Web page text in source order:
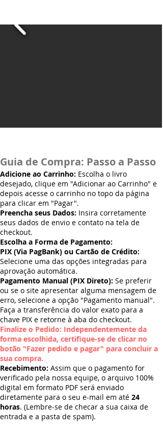
Guia de Compra: Passo a Passo
Adicione ao Carrinho: Escolha o livro
desejado, clique em "Adicionar ao Carrinho" e
depois acesse o carrinho no topo da página
para clicar em "Pagar".
Preencha seus Dados: Insira corretamente
seus dados de envio e contato na tela de
checkout.
Escolha a Forma de Pagamento:
PIX (Via PagBank) ou Cartão de Crédito:
Selecione uma das opções integradas para
aprovação automática.
Pagamento Manual (PIX Direto): Se preferir
ou se o site apresentar alguma mensagem de
erro, selecione a opção "Pagamento manual".
Faça a transferência do valor exato para a
chave PIX e retorne à aba do checkout.
Finalize o Pedido: Independentemente da
forma escolhida, certifique-se de clicar no
botão "Fazer pedido e pagar" para concluir a
sua compra.
Recebimento: Assim que o pagamento for
verificado pela nossa equipe, o arquivo 100%
digital em formato PDF será enviado
diretamente para o seu e-mail em até 24
horas. (Lembre-se de checar a sua caixa de
entrada e a pasta de spam).